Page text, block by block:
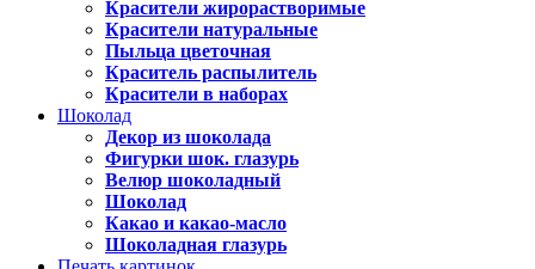
Красители жирорастворимые
Красители натуральные
Пыльца цветочная
Краситель распылитель
Красители в наборах
Шоколад
Декор из шоколада
Фигурки шок. глазурь
Велюр шоколадный
Шоколад
Какао и какао-масло
Шоколадная глазурь